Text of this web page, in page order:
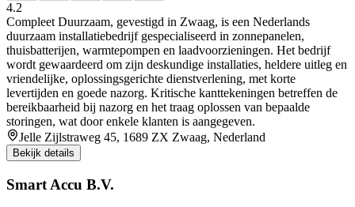
4.2
Compleet Duurzaam, gevestigd in Zwaag, is een Nederlands
duurzaam installatiebedrijf gespecialiseerd in zonnepanelen,
thuisbatterijen, warmtepompen en laadvoorzieningen. Het bedrijf
wordt gewaardeerd om zijn deskundige installaties, heldere uitleg en
vriendelijke, oplossingsgerichte dienstverlening, met korte
levertijden en goede nazorg. Kritische kanttekeningen betreffen de
bereikbaarheid bij nazorg en het traag oplossen van bepaalde
storingen, wat door enkele klanten is aangegeven.
Jelle Zijlstraweg 45, 1689 ZX Zwaag, Nederland
Bekijk details
Smart Accu B.V.